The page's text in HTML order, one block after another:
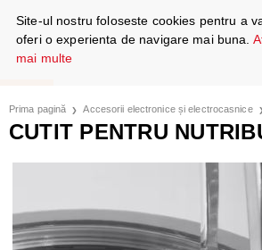
Prima pagină Accesorii electronice și electrocasnice
CUTIT PENTRU
Site-ul nostru foloseste cookies pentru a
oferi o experienta de navigare mai buna.
mai multe